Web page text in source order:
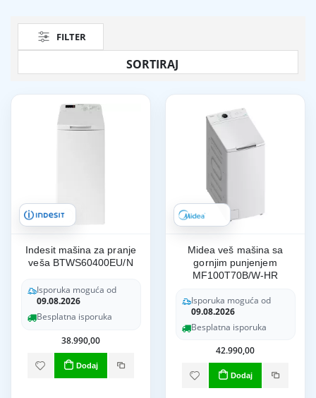
FILTER
Indesit mašina za pranje
veša BTWS60400EU/N
Isporuka moguća od
09.08.2026
Besplatna isporuka
38.990,00
Dodaj
Midea veš mašina sa
gornjim punjenjem
MF100T70B/W-HR
Isporuka moguća od
09.08.2026
Besplatna isporuka
42.990,00
Dodaj